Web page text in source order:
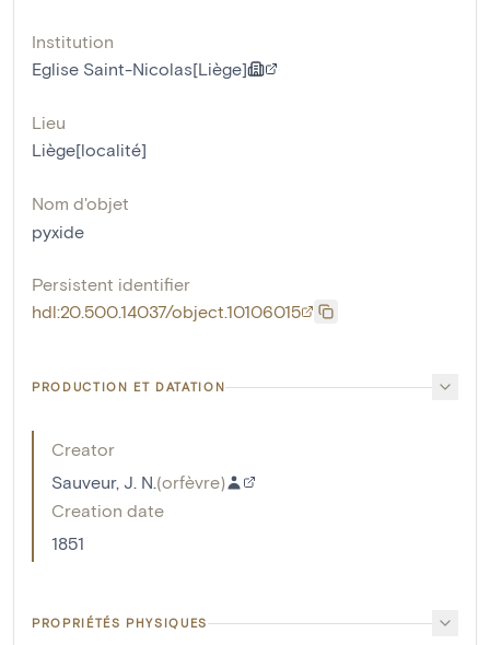
Institution
Eglise Saint-Nicolas[Liège]
Lieu
Liège[localité]
Nom d'objet
pyxide
Persistent identifier
hdl:20.500.14037/object.10106015
PRODUCTION ET DATATION
Creator
Sauveur, J. N.(orfèvre)
Creation date
1851
PROPRIÉTÉS PHYSIQUES